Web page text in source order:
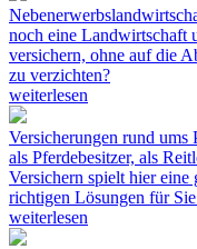
noch eine Landwirtschaft
versichern, ohne auf die
zu verzichten?
weiterlesen
Versicherungen rund ums
als Pferdebesitzer, als
Versichern spielt hier
richtigen Lösungen für
weiterlesen